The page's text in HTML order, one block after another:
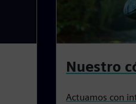
Nuestro
Actuamos con